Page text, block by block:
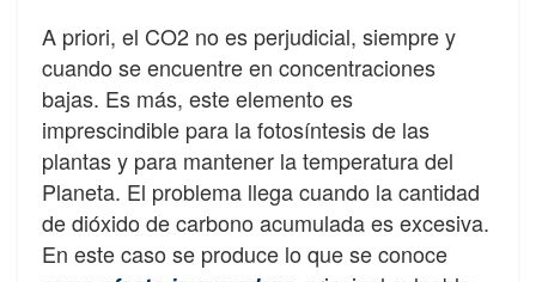
A priori, el CO2 no es perjudicial, siempre y
cuando se encuentre en concentraciones
bajas. Es más, este elemento es
imprescindible para la fotosíntesis de las
plantas y para mantener la temperatura del
Planeta. El problema llega cuando la cantidad
de dióxido de carbono acumulada es excesiva.
En este caso se produce lo que se conoce